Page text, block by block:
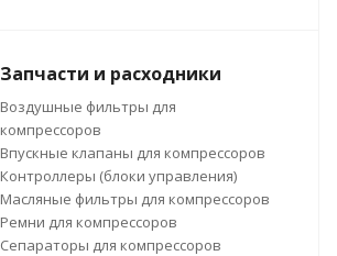
Запчасти и расходники
Воздушные фильтры для
компрессоров
Впускные клапаны для компрессоров
Контроллеры (блоки управления)
Масляные фильтры для компрессоров
Ремни для компрессоров
Сепараторы для компрессоров